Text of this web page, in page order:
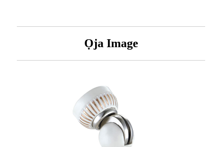
Ọja Image